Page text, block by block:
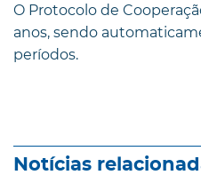
O Protocolo de
anos, sendo
períodos.
Notícias